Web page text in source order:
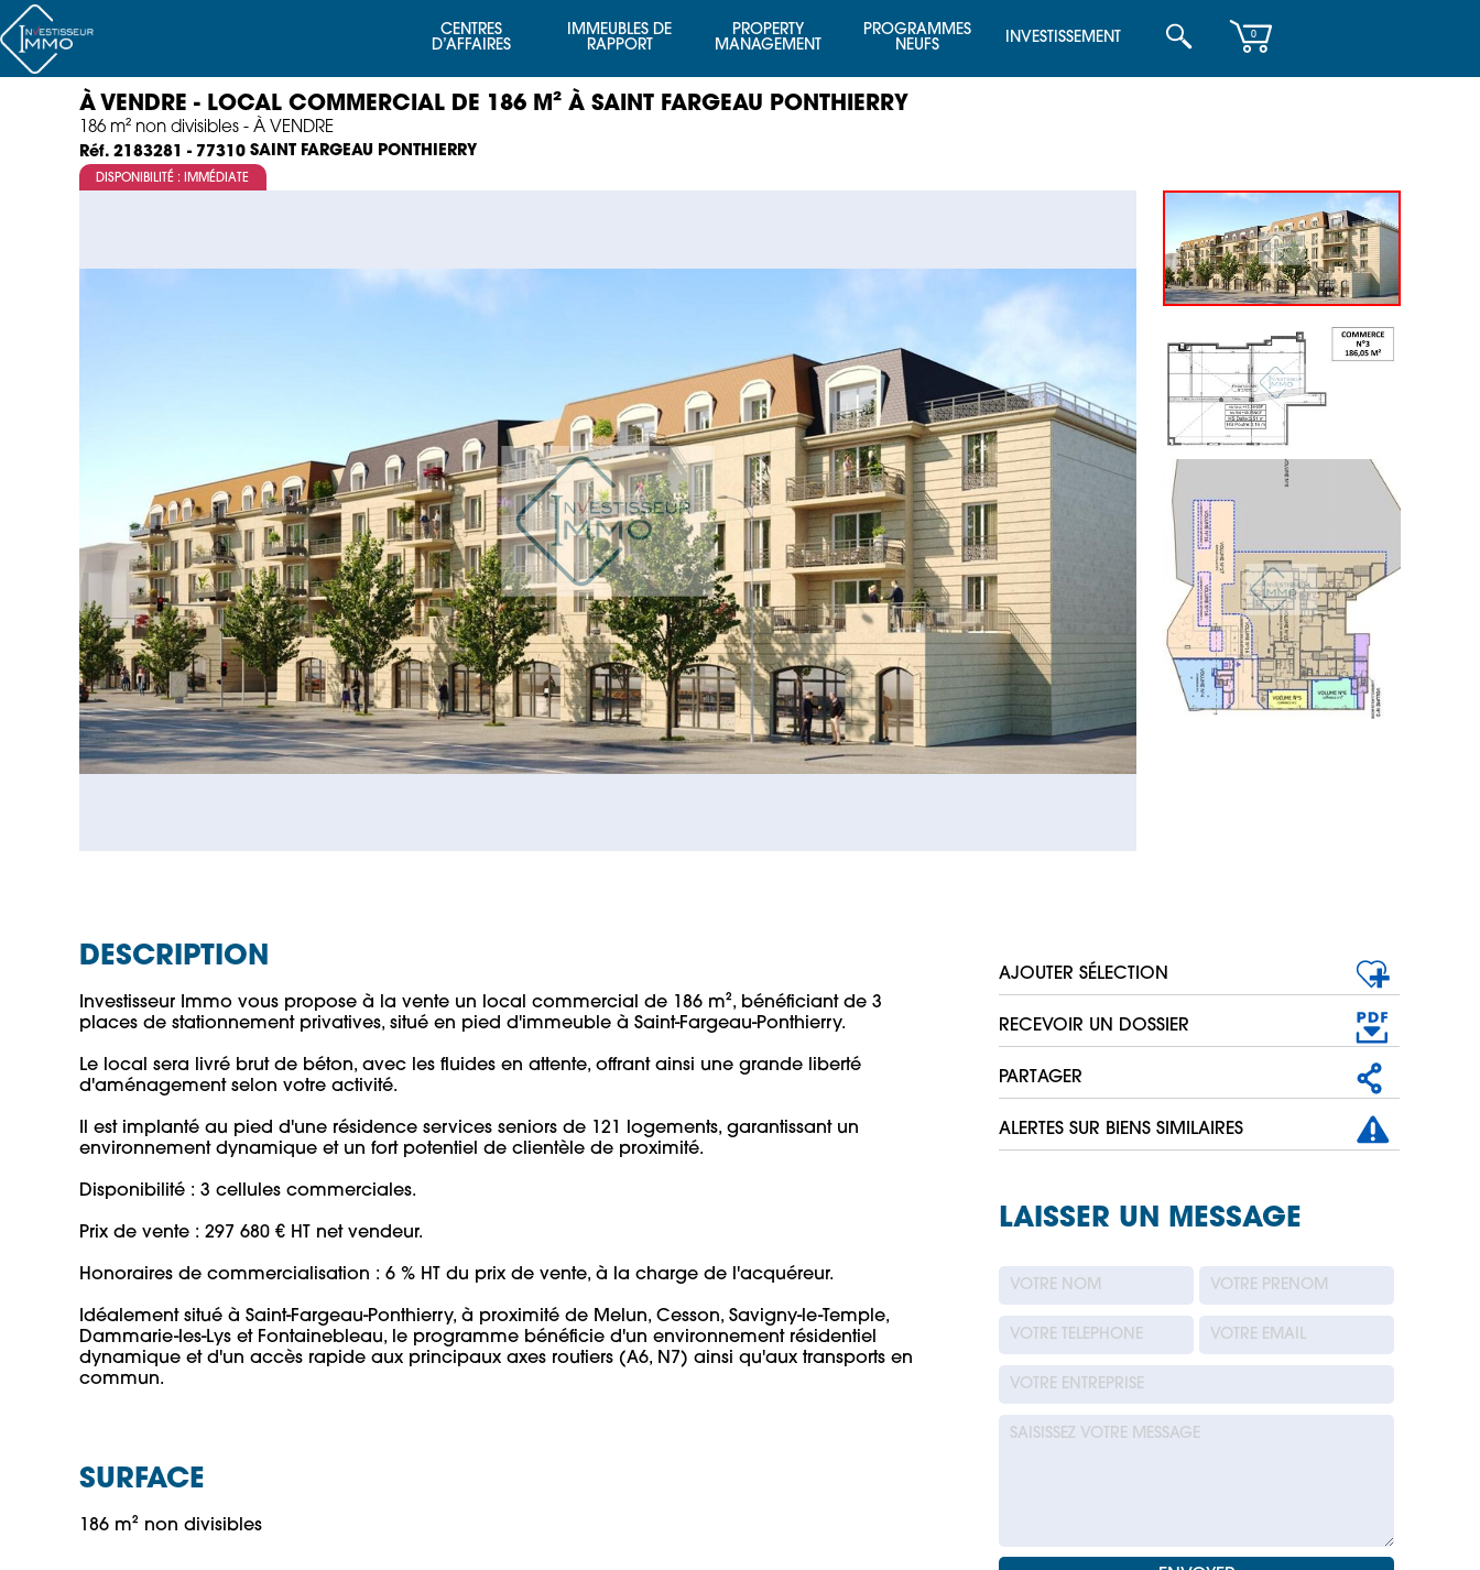
CENTRES
D’AFFAIRES
IMMEUBLES DE
RAPPORT
PROPERTY
MANAGEMENT
PROGRAMMES
NEUFS
INVESTISSEMENT 0
À VENDRE - LOCAL COMMERCIAL DE 186 M² À SAINT FARGEAU PONTHIERRY
186 m² non divisibles - À VENDRE
Réf. 2183281 - 77310 SAINT FARGEAU PONTHIERRY
DISPONIBILITÉ : IMMÉDIATE
DESCRIPTION
Investisseur Immo vous propose à la vente un local commercial de 186 m², bénéficiant de 3
places de stationnement privatives, situé en pied d'immeuble à Saint-Fargeau-Ponthierry.
Le local sera livré brut de béton, avec les fluides en attente, offrant ainsi une grande liberté
d'aménagement selon votre activité.
Il est implanté au pied d'une résidence services seniors de 121 logements, garantissant un
environnement dynamique et un fort potentiel de clientèle de proximité.
Disponibilité : 3 cellules commerciales.
Prix de vente : 297 680 € HT net vendeur.
Honoraires de commercialisation : 6 % HT du prix de vente, à la charge de l'acquéreur.
Idéalement situé à Saint-Fargeau-Ponthierry, à proximité de Melun, Cesson, Savigny-le-Temple,
Dammarie-les-Lys et Fontainebleau, le programme bénéficie d'un environnement résidentiel
dynamique et d'un accès rapide aux principaux axes routiers (A6, N7) ainsi qu'aux transports en
commun.
SURFACE
186 m² non divisibles
AJOUTER SÉLECTION
RECEVOIR UN DOSSIER
PARTAGER
ALERTES SUR BIENS SIMILAIRES
LAISSER UN MESSAGE